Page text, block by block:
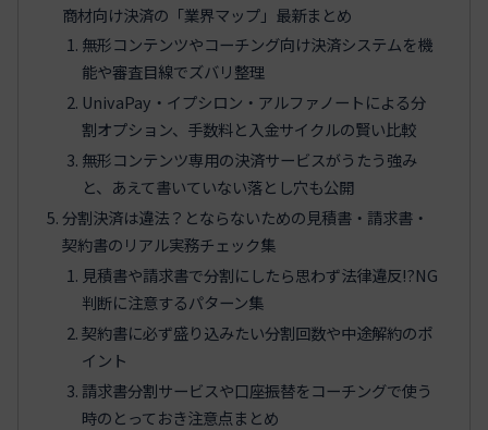
商材向け決済の「業界マップ」最新まとめ
無形コンテンツやコーチング向け決済システムを機
能や審査目線でズバリ整理
UnivaPay・イプシロン・アルファノートによる分
割オプション、手数料と入金サイクルの賢い比較
無形コンテンツ専用の決済サービスがうたう強み
と、あえて書いていない落とし穴も公開
分割決済は違法？とならないための見積書・請求書・
契約書のリアル実務チェック集
見積書や請求書で分割にしたら思わず法律違反!?NG
判断に注意するパターン集
契約書に必ず盛り込みたい分割回数や中途解約のポ
イント
請求書分割サービスや口座振替をコーチングで使う
時のとっておき注意点まとめ